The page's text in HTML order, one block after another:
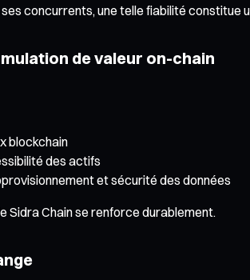
concurrents, une telle fiabilité constitue
de valeur on-chain
blockchain
des actifs
et sécurité des données
Sidra Chain se renforce durablement.